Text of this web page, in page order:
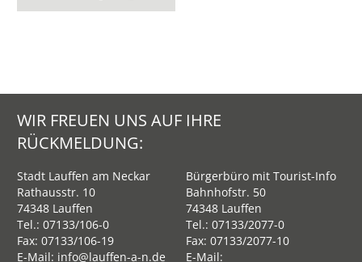
WIR FREUEN UNS AUF IHRE
RÜCKMELDUNG:
Stadt Lauffen am Neckar
Rathausstr. 10
74348 Lauffen
Tel.: 07133/106-0
Fax: 07133/106-19
E-Mail: info@lauffen-a-n.de
Bürgerbüro mit Tourist-Info
Bahnhofstr. 50
74348 Lauffen
Tel.:07133/2077-0
Fax: 07133/2077-10
E-Mail: